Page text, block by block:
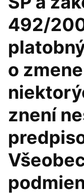
492/
o
znení